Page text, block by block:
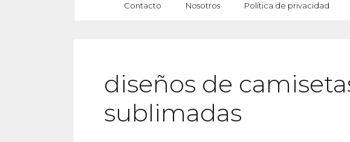
Contacto Nosotros Política de privacidad
diseños de
sublimadas